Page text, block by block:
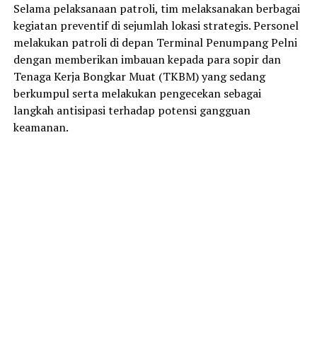
Selama pelaksanaan patroli, tim melaksanakan berbagai
kegiatan preventif di sejumlah lokasi strategis. Personel
melakukan patroli di depan Terminal Penumpang Pelni
dengan memberikan imbauan kepada para sopir dan
Tenaga Kerja Bongkar Muat (TKBM) yang sedang
berkumpul serta melakukan pengecekan sebagai
langkah antisipasi terhadap potensi gangguan
keamanan.